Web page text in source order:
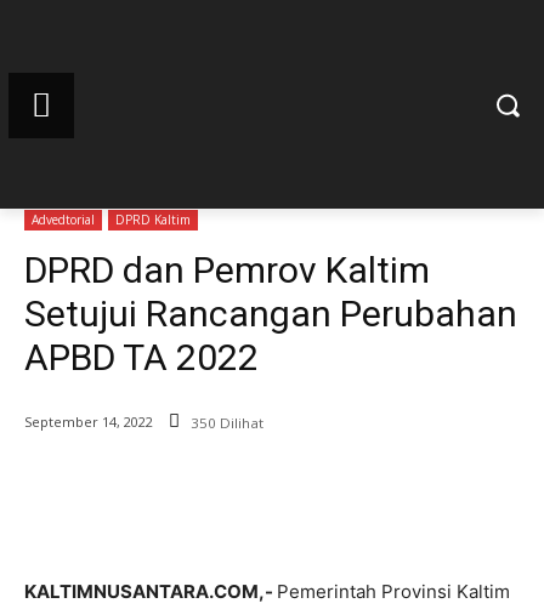
Advedtorial DPRD Kaltim
DPRD dan Pemrov Kaltim
Setujui Rancangan Perubahan
APBD TA 2022
September 14, 2022 350 Dilihat
KALTIMNUSANTARA.COM,- Pemerintah Provinsi Kaltim